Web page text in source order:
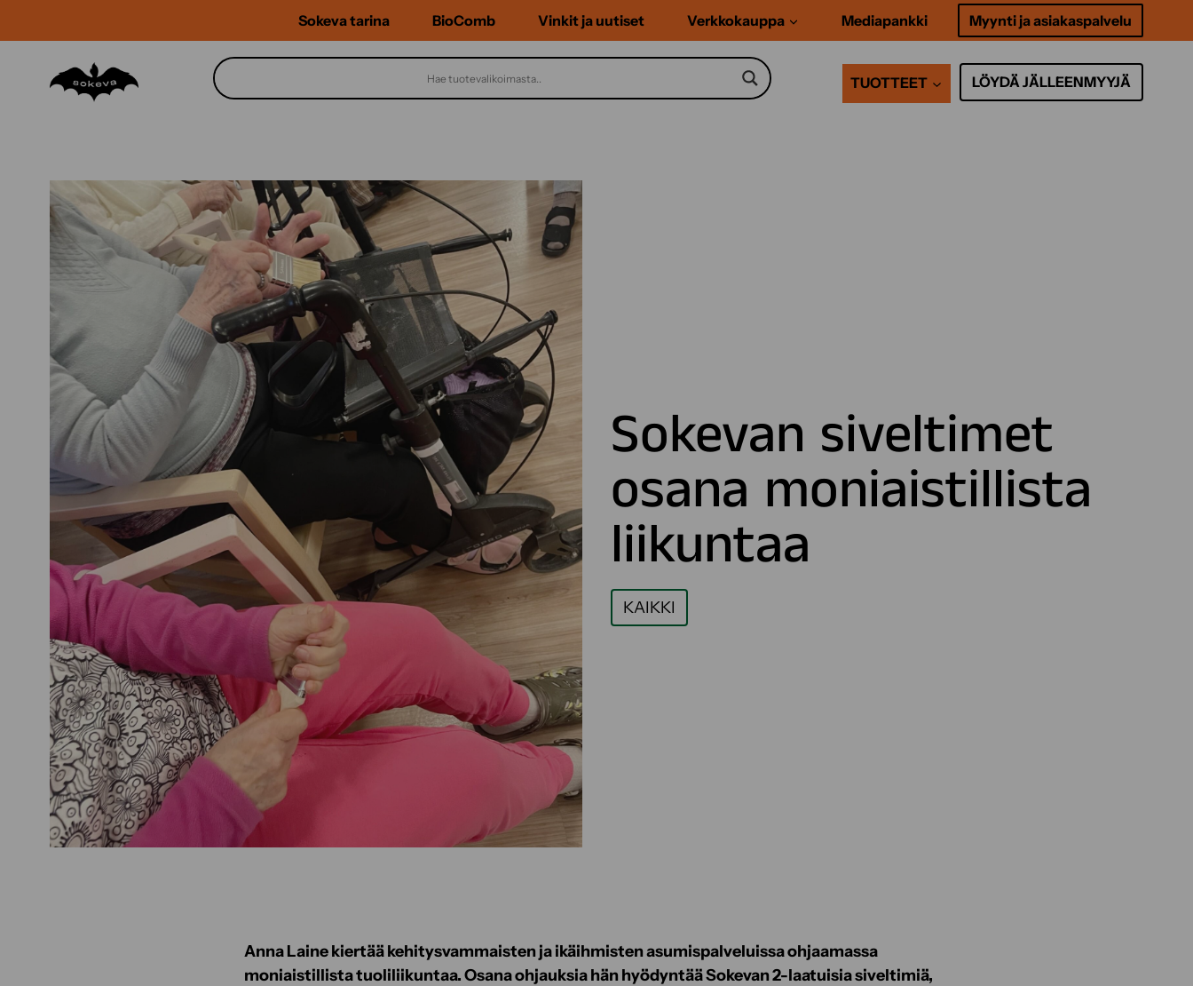
Sokeva tarina BioComb Vinkit ja uutiset Verkkokauppa Mediapankki Myynti ja asiakaspalvelu
TUOTTEET LÖYDÄ JÄLLEENMYYJÄ
Sokevan siveltimet
osana moniaistillista
liikuntaa
KAIKKI
Anna Laine kiertää kehitysvammaisten ja ikäihmisten asumispalveluissa ohjaamassa
moniaistillista tuoliliikuntaa. Osana ohjauksia hän hyödyntää Sokevan 2-laatuisia siveltimiä,